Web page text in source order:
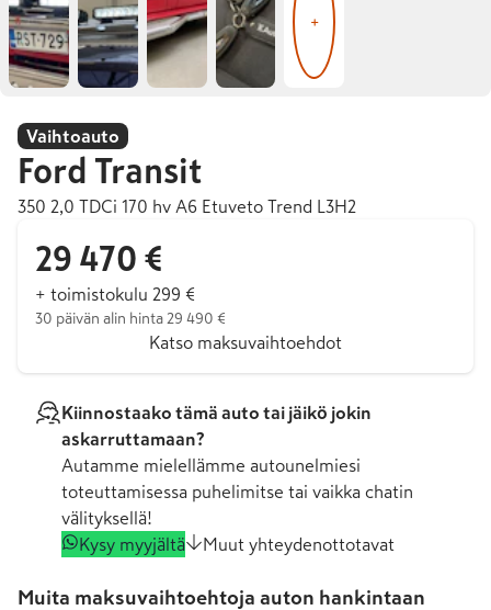
+
Vaihtoauto
Ford Transit
350 2,0 TDCi 170 hv A6 Etuveto Trend L3H2
29 470 €
+ toimistokulu 299 €
30 päivän alin hinta 29 490 €
Katso maksuvaihtoehdot
Kiinnostaako tämä auto tai jäikö jokin
askarruttamaan?
Autamme mielellämme autounelmiesi
toteuttamisessa puhelimitse tai vaikka chatin
välityksellä!
Kysy myyjältä
Muut yhteydenottotavat
Muita maksuvaihtoehtoja auton hankintaan